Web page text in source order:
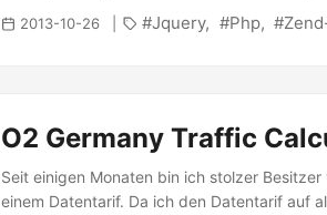
Scienta ZF Debug Bar ” dem Entwickler
können dann in der momentanen Version
2013-10-26 Jquery Php
O2 Germany Traffic
Seit einigen Monaten bin ich stolzer
einem Datentarif. Da ich den Datentarif auf